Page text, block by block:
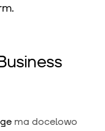
ma docelowo